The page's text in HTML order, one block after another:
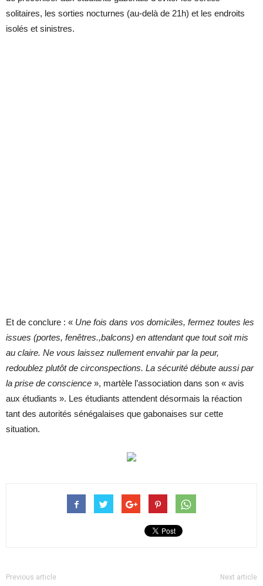
solitaires, les sorties nocturnes (au-delà de 21h) et les endroits
isolés et sinistres.
Et de conclure : « Une fois dans vos domiciles, fermez toutes les
issues (portes, fenêtres.,balcons) en attendant que tout soit mis
au claire. Ne vous laissez nullement envahir par la peur,
redoublez plutôt de circonspections. La sécurité débute aussi par
la prise de conscience », martèle l’association dans son « avis
aux étudiants ». Les étudiants attendent désormais la réaction
tant des autorités sénégalaises que gabonaises sur cette
situation.
Previous article Next article